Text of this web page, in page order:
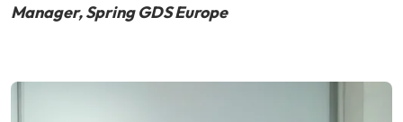
Manager, Spring GDS Europe